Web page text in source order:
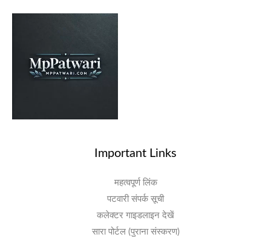
Important Links
महत्वपूर्ण लिंक
पटवारी संपर्क सूची
कलेक्टर गाइडलाइन देखें
सारा पोर्टल (पुराना संस्करण)